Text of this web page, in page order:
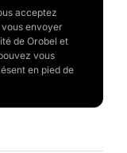
acceptez
envoyer
de Orobel et
vous
en pied de